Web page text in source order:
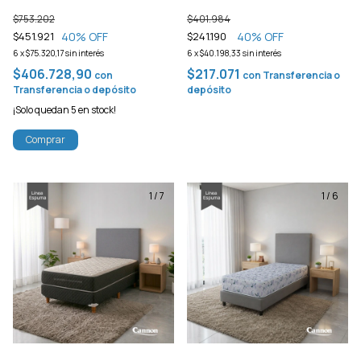
$451.921
$753.202
40% OFF
6 x$75.320,17sin interés
$406.728,90 con
Transferencia o depósito
¡Solo quedan 5en stock!
Comprar
$241.190
$401.984
40% OFF
6 x$40.198,33 sin interés
$217.071 con Transferencia o
depósito
1/7 1/ 6